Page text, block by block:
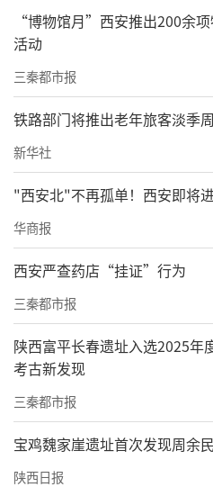
“博物馆月”西安推出200余
活动
三秦都市报
铁路部门将推出老年旅客淡季
新华社
"西安北"不再孤单！西安即将
华商报
西安严查药店“挂证”行为
三秦都市报
陕西富平长春遗址入选2025年
考古新发现
三秦都市报
宝鸡魏家崖遗址首次发现周余
陕西日报